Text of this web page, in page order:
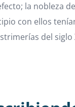
la nobleza
con ellos
del siglo